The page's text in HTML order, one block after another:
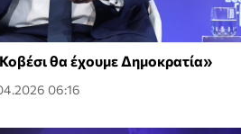
θα έχουμε Δημοκρατία»
06:16